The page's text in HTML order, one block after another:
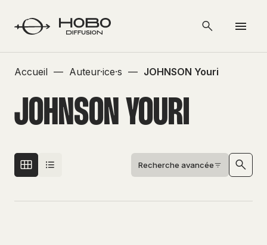
Accueil — Auteur·ice·s — JOHNSON Youri
JOHNSON YOURI
Recherche avancée